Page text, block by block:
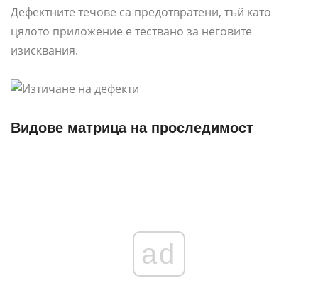
Дефектните течове са предотвратени, тъй като
цялото приложение е тествано за неговите
изисквания.
Видове матрица на проследимост
ad